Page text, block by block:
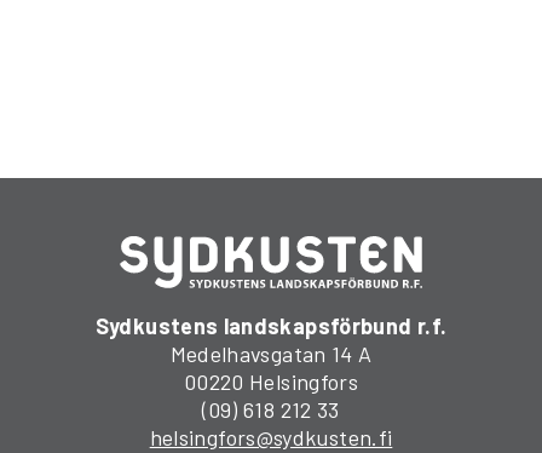
Sydkustens landskapsförbund r.f.
Medelhavsgatan 14 A
00220 Helsingfors
(09) 618 212 33
helsingfors@sydkusten.fi